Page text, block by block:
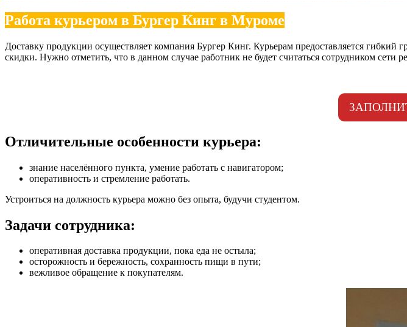
Работа курьером в Бургер Кинг в Муроме
Доставку продукции осуществляет компания Бургер Кинг. Курьерам предоставляется
скидки. Нужно отметить, что в данном случае работник не будет считаться сотрудником сети
Отличительные особенности курьера:
знание населённого пункта, умение работать с навигатором;
оперативность и стремление работать.
Устроиться на должность курьера можно без опыта, будучи студентом.
Задачи сотрудника:
оперативная доставка продукции, пока еда не остыла;
осторожность и бережность, сохранность пищи в пути;
вежливое обращение к покупателям.